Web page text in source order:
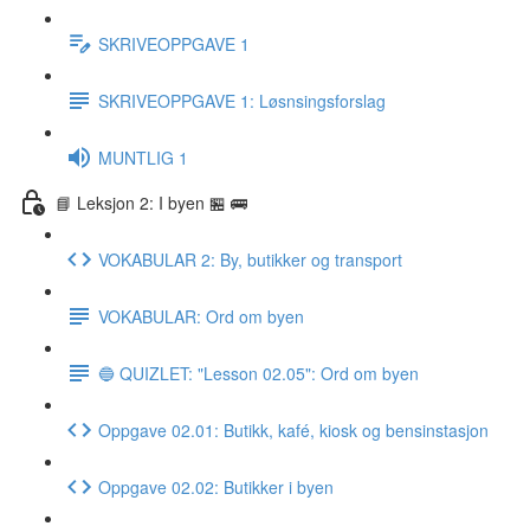
SKRIVEOPPGAVE 1
SKRIVEOPPGAVE 1: Løsnsingsforslag
MUNTLIG 1
📘 Leksjon 2: I byen 🏪 🚌
VOKABULAR 2: By, butikker og transport
VOKABULAR: Ord om byen
🔵 QUIZLET: "Lesson 02.05": Ord om byen
Oppgave 02.01: Butikk, kafé, kiosk og bensinstasjon
Oppgave 02.02: Butikker i byen